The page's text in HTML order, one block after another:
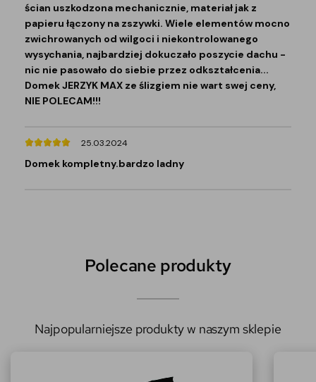
ścian uszkodzona mechanicznie, materiał jak z
papieru łączony na zszywki. Wiele elementów mocno
zwichrowanych od wilgoci i niekontrolowanego
wysychania, najbardziej dokuczało poszycie dachu -
nic nie pasowało do siebie przez odkształcenia...
Domek JERZYK MAX ze ślizgiem nie wart swej ceny,
NIE POLECAM!!!
25.03.2024
Domek kompletny.bardzo ladny
Polecane produkty
Najpopularniejsze produkty w naszym sklepie